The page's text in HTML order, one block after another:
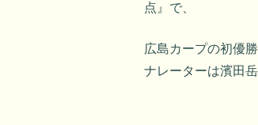
点』で、
広島カープの初優
ナレーターは濱田岳